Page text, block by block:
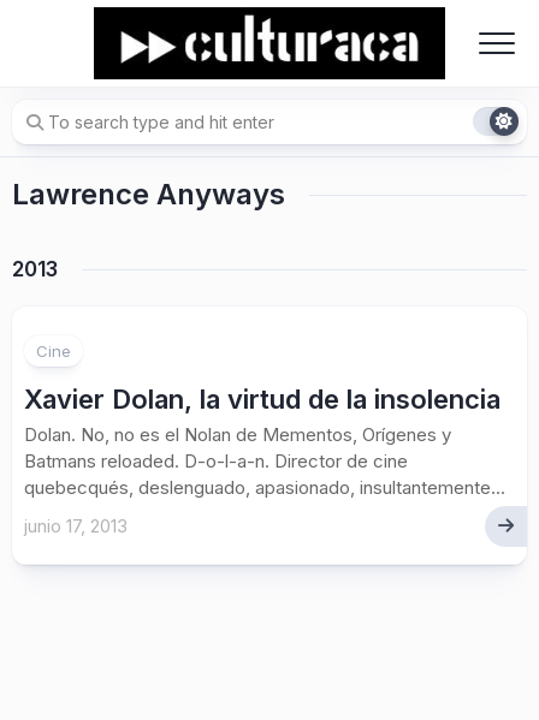
Lawrence Anyways
2013
Cine
Xavier Dolan, la virtud de la insolencia
Dolan. No, no es el Nolan de Mementos, Orígenes y
Batmans reloaded. D-o-l-a-n. Director de cine
quebecqués, deslenguado, apasionado, insultantemente...
junio 17, 2013